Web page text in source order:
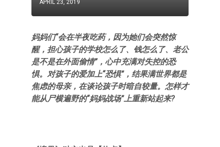
APRIL 23, 2019
妈妈们“会在半夜吃药，因为她们会突然惊
醒，担心孩子的学校怎么了、钱怎么了、老公
是不是在外面偷情”，心中充满对失控的恐
惧。对孩子的爱加上“恐惧”，结果满世界都是
焦虑的母亲，在谈论孩子时暗自较量。怎样才
能从尸横遍野的“妈妈战场”上重新站起来?